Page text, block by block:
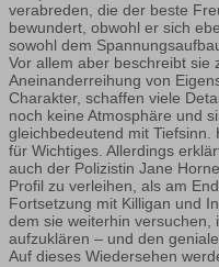
verabreden, die der beste
bewundert, obwohl er sich
sowohl dem
Vor allem aber beschreibt sie
Aneinanderreihung von
Charakter, schaffen viele
noch keine Atmosphäre und
gleichbedeutend mit
für Wichtiges. Allerdings
auch der Polizistin Jane
Profil zu verleihen, als am
Fortsetzung mit Killigan und
dem sie weiterhin versuchen,
aufzuklären – und den
Auf dieses Wiedersehen